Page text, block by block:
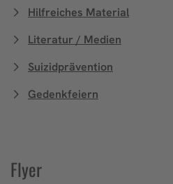
Hilfreiches Material
Literatur / Medien
Suizidprävention
Gedenkfeiern
Flyer